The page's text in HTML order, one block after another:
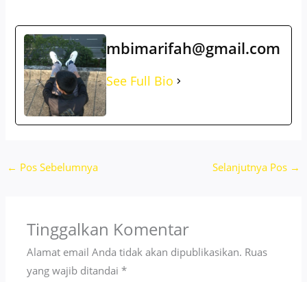
mbimarifah@gmail.com
See Full Bio
← Pos Sebelumnya Selanjutnya Pos →
Tinggalkan Komentar
Alamat email Anda tidak akan dipublikasikan. Ruas
yang wajib ditandai*